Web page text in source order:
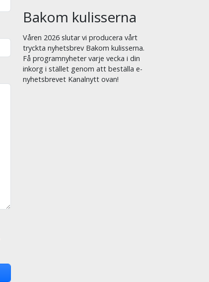
Bakom kulisserna
Våren 2026 slutar vi producera vårt
tryckta nyhetsbrev Bakom kulisserna.
Få programnyheter varje vecka i din
inkorg i stället genom att beställa e-
nyhetsbrevet Kanalnytt ovan!